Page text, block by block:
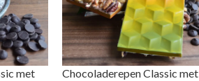
met
Chocoladerepen Classic met